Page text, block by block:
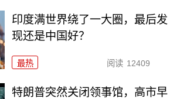
印度满世界绕了一大圈，最后发
现还是中国好？
最热 阅读 12409
特朗普突然关闭领事馆，高市早